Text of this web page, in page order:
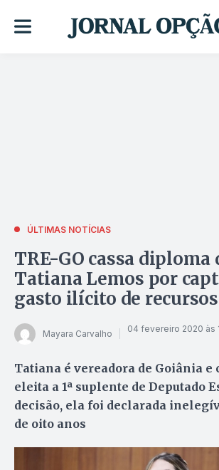
ÚLTIMAS NOTÍCIAS
TRE-GO cassa diploma
Tatiana Lemos por
gasto ilícito de recursos
Mayara Carvalho 04 fevereiro 2020 às
Tatiana é vereadora de Goiânia e
eleita a 1ª suplente de Deputado
decisão, ela foi declarada
de oito anos